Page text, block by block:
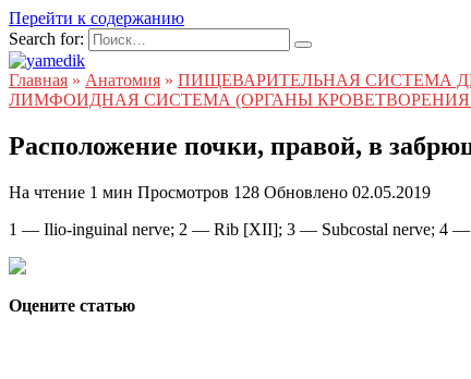
Перейти к содержанию
Search for:
Главная » Анатомия » ПИЩЕВАРИТЕЛЬНАЯ СИСТЕМА
ЛИМФОИДНАЯ СИСТЕМА (ОРГАНЫ
Расположение почки, правой, в
На чтение 1 мин Просмотров 128 Обновлено 02.05.2019
1 — Ilio-inguinal nerve; 2 — Rib [XII]; 3 — Subcostal nerve; 4
Оцените статью